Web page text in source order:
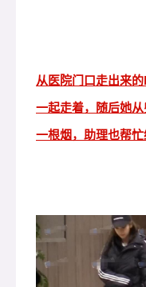
从医院门口走出来
一起走着，随后她
一根烟，助理也帮忙